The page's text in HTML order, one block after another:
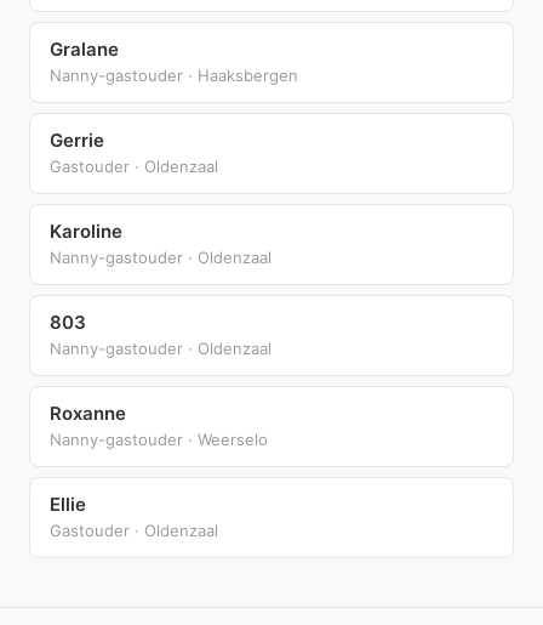
Gralane
Nanny-gastouder · Haaksbergen
Gerrie
Gastouder · Oldenzaal
Karoline
Nanny-gastouder · Oldenzaal
803
Nanny-gastouder · Oldenzaal
Roxanne
Nanny-gastouder · Weerselo
Ellie
Gastouder · Oldenzaal